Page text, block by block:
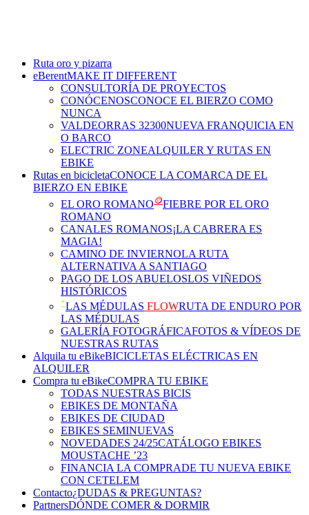
Ruta oro y pizarra
eBerentMAKE IT DIFFERENT
CONSULTORÍA DE PROYECTOS
CONÓCENOSCONOCE EL BIERZO COMO
NUNCA
VALDEORRAS 32300NUEVA FRANQUICIA EN
O BARCO
ELECTRIC ZONEALQUILER Y RUTAS EN
EBIKE
Rutas en bicicletaCONOCE LA COMARCA DE EL
BIERZO EN EBIKE
EL ORO ROMANO 🪙FIEBRE POR EL ORO
ROMANO
CANALES ROMANOS¡LA CABRERA ES
MAGIA!
CAMINO DE INVIERNOLA RUTA
ALTERNATIVA A SANTIAGO
PAGO DE LOS ABUELOSLOS VIÑEDOS
HISTÓRICOS
*LAS MÉDULAS FLOWRUTA DE ENDURO POR
LAS MÉDULAS
GALERÍA FOTOGRÁFICAFOTOS & VÍDEOS DE
NUESTRAS RUTAS
Alquila tu eBikeBICICLETAS ELÉCTRICAS EN
ALQUILER
Compra tu eBikeCOMPRA TU EBIKE
TODAS NUESTRAS BICIS
EBIKES DE MONTAÑA
EBIKES DE CIUDAD
EBIKES SEMINUEVAS
NOVEDADES 24/25CATÁLOGO EBIKES
MOUSTACHE ’23
FINANCIA LA COMPRADE TU NUEVA EBIKE
CON CETELEM
Contacto¿DUDAS & PREGUNTAS?
PartnersDÓNDE COMER & DORMIR